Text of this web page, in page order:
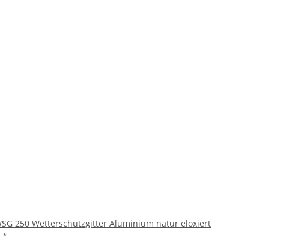
250 Wetterschutzgitter Aluminium natur eloxiert
*